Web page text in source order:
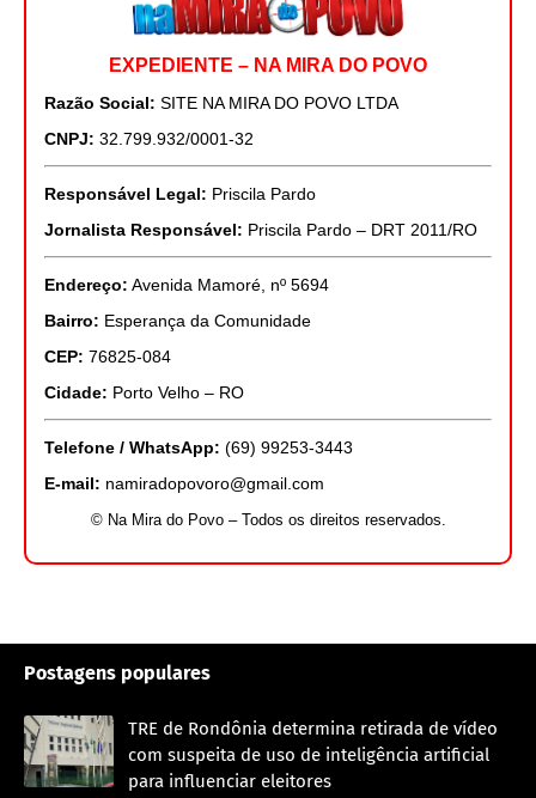
EXPEDIENTE – NA MIRA DO POVO
Razão Social: SITE NA MIRA DO POVO LTDA
CNPJ: 32.799.932/0001-32
Responsável Legal: Priscila Pardo
Jornalista Responsável: Priscila Pardo – DRT 2011/RO
Endereço: Avenida Mamoré, nº 5694
Bairro: Esperança da Comunidade
CEP: 76825-084
Cidade: Porto Velho – RO
Telefone / WhatsApp: (69) 99253-3443
E-mail: namiradopovoro@gmail.com
© Na Mira do Povo – Todos os direitos reservados.
Postagens populares
TRE de Rondônia determina retirada de vídeo
com suspeita de uso de inteligência artificial
para influenciar eleitores